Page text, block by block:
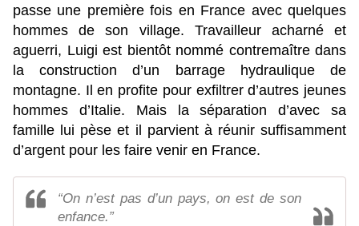
passe une première fois en France avec quelques
hommes de son village. Travailleur acharné et
aguerri, Luigi est bientôt nommé contremaître dans
la construction d’un barrage hydraulique de
montagne. Il en profite pour exfiltrer d’autres jeunes
hommes d’Italie. Mais la séparation d’avec sa
famille lui pèse et il parvient à réunir suffisamment
d’argent pour les faire venir en France.
“On n’est pas d’un pays, on est de son
enfance.”